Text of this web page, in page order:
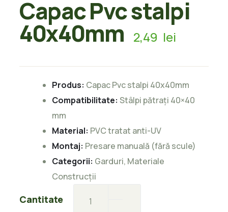
Capac Pvc stalpi
40x40mm 2,49 lei
Produs: Capac Pvc stalpi 40x40mm
Compatibilitate: Stâlpi pătrați 40×40
mm
Material: PVC tratat anti-UV
Montaj: Presare manuală (fără scule)
Categorii: Garduri, Materiale
Construcții
Cantitate